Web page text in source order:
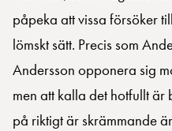
påpeka att vissa försöker
lömskt sätt. Precis som
Andersson opponera sig
men att kalla det hotfullt är
på riktigt är skrämmande